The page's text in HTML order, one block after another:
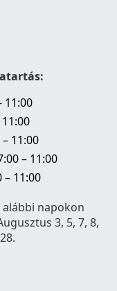
11:00
11:00
– 11:00
– 11:00
napokon
3, 5, 7, 8,